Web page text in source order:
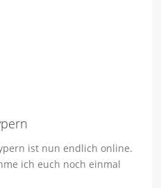
ist nun endlich online.
ich euch noch einmal